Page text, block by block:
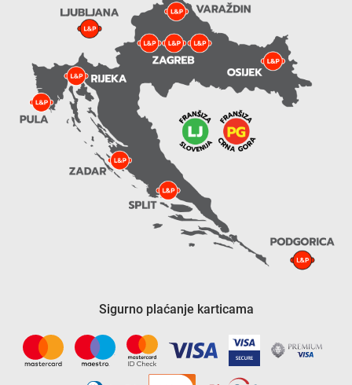
Sigurno plaćanje karticama